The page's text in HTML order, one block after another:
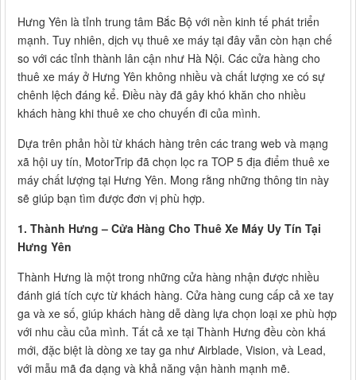
Hưng Yên là tỉnh trung tâm Bắc Bộ với nền kinh tế phát triển
mạnh. Tuy nhiên, dịch vụ thuê xe máy tại đây vẫn còn hạn chế
so với các tỉnh thành lân cận như Hà Nội. Các cửa hàng cho
thuê xe máy ở Hưng Yên không nhiều và chất lượng xe có sự
chênh lệch đáng kể. Điều này đã gây khó khăn cho nhiều
khách hàng khi thuê xe cho chuyến đi của mình.
Dựa trên phản hồi từ khách hàng trên các trang web và mạng
xã hội uy tín, MotorTrip đã chọn lọc ra TOP 5 địa điểm thuê xe
máy chất lượng tại Hưng Yên. Mong rằng những thông tin này
sẽ giúp bạn tìm được đơn vị phù hợp.
1. Thành Hưng – Cửa Hàng Cho Thuê Xe Máy Uy Tín Tại
Hưng Yên
Thành Hưng là một trong những cửa hàng nhận được nhiều
đánh giá tích cực từ khách hàng. Cửa hàng cung cấp cả xe tay
ga và xe số, giúp khách hàng dễ dàng lựa chọn loại xe phù hợp
với nhu cầu của mình. Tất cả xe tại Thành Hưng đều còn khá
mới, đặc biệt là dòng xe tay ga như Airblade, Vision, và Lead,
với mẫu mã đa dạng và khả năng vận hành mạnh mẽ.